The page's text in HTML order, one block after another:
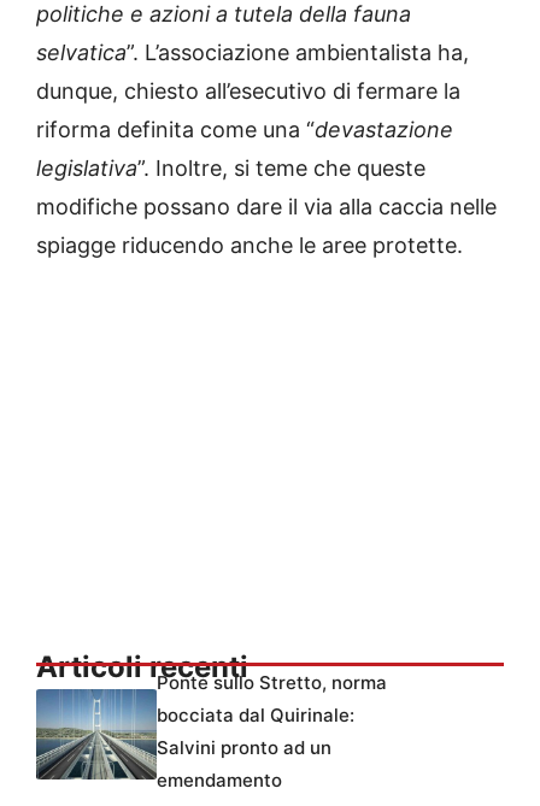
politiche e azioni a tutela della fauna
selvatica”. L’associazione ambientalista ha,
dunque, chiesto all’esecutivo di fermare la
riforma definita come una “devastazione
legislativa”. Inoltre, si teme che queste
modifiche possano dare il via alla caccia nelle
spiagge riducendo anche le aree protette.
Articoli recentiPonte sullo Stretto, norma
bocciata dal Quirinale:
Salvini pronto ad un
emendamento